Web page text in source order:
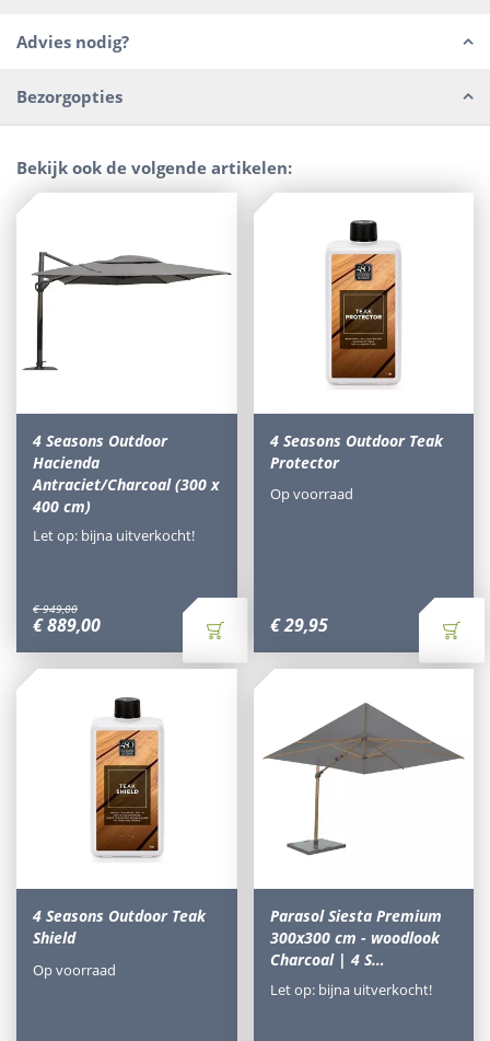
Advies nodig?
Bezorgopties
Bekijk ook de volgende artikelen:
4 Seasons Outdoor
Hacienda
Antraciet/Charcoal (300 x
400 cm)
€ 949,00
€889,00
Let op: bijna uitverkocht!
4 Seasons Outdoor Teak
Protector
€29,95
Op voorraad
4 Seasons Outdoor Teak
Shield
Op voorraad
Parasol Siesta Premium
300x300 cm - woodlook
Charcoal | 4 S…
Let op: bijna uitverkocht!